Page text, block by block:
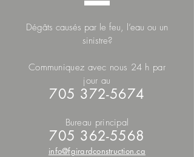
Dégâts causés par le feu, l’eau ou un
sinistre?
Communiquez avec nous 24 h par
jour au
705 372-5674
Bureau principal
705 362-5568
info@fgirardconstruction.ca